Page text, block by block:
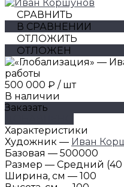
СРАВНИТЬ
В СРАВНЕНИИ
ОТЛОЖИТЬ
ОТЛОЖЕН
500 000 ₽ / шт
В наличии
Заказать
Характеристики
Художник — Иван
Базовая — 500000
Размер — Средний (40
Ширина, см — 100